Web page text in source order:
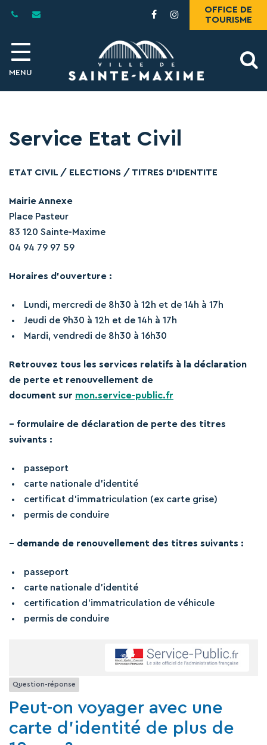
Lien
le
compte
Facebook
OFFICE DE
TOURISME
MENU
Service Etat Civil
ETAT CIVIL / ELECTIONS / TITRES D’IDENTITE
Mairie Annexe
Place Pasteur
83 120 Sainte-Maxime
04 94 79 97 59
Horaires d’ouverture :
Lundi, mercredi de 8h30 à 12h et de 14h à 17h
Jeudi de 9h30 à 12h et de 14h à 17h
Mardi, vendredi de 8h30 à 16h30
Retrouvez tous les services relatifs à la déclaration
de perte et renouvellement de
document sur mon.service-public.fr
– formulaire de déclaration de perte des titres
suivants :
passeport
carte nationale d’identité
certificat d’immatriculation (ex carte grise)
permis de conduire
– demande de renouvellement des titres suivants :
passeport
carte nationale d’identité
certification d’immatriculation de véhicule
permis de conduire
Question-réponse
Peut-on voyager avec une
carte d'identité de plus de